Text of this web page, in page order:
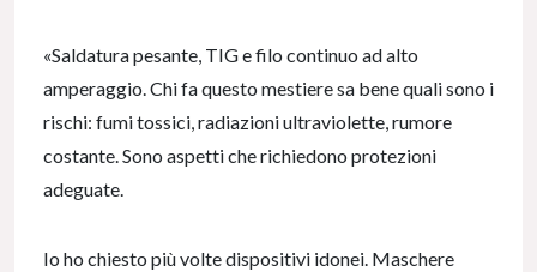
«Saldatura pesante, TIG e filo continuo ad alto
amperaggio. Chi fa questo mestiere sa bene quali sono i
rischi: fumi tossici, radiazioni ultraviolette, rumore
costante. Sono aspetti che richiedono protezioni
adeguate.
Io ho chiesto più volte dispositivi idonei. Maschere